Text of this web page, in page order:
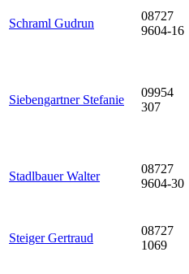
Schraml Gudrun
08727
9604-16
Siebengartner Stefanie
09954
307
Stadlbauer Walter
08727
9604-30
Steiger Gertraud
08727
1069